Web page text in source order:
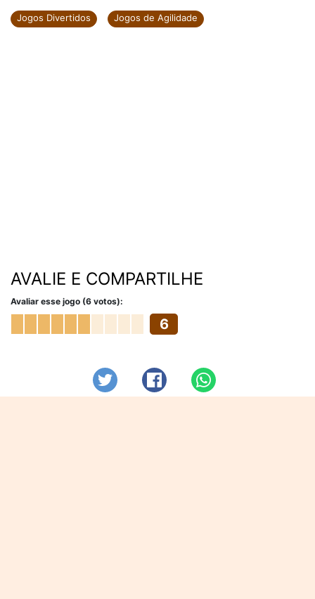
Jogos Divertidos Jogos de Agilidade
AVALIE E COMPARTILHE
Avaliar esse jogo (6 votos):
6